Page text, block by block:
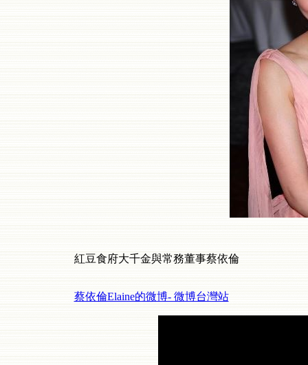
紅豆食府大千金與常務董事蔡依倫
蔡依倫Elaine的微博- 微博台灣站